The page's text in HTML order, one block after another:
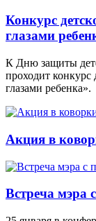
Конкурс
глазами
К Дню защиты
проходит конкурс
глазами ребенка».
Акция в
Встреча мэра